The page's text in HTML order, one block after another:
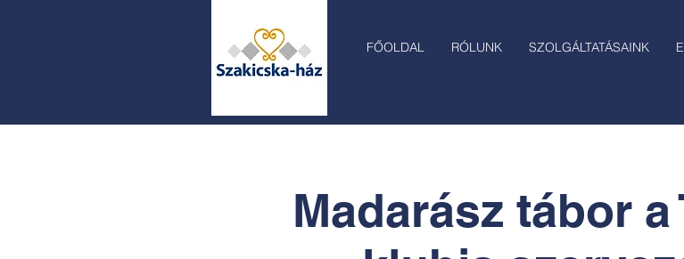
FŐOLDAL RÓLUNK SZOLGÁLTATÁSAINK
Madarász tábor